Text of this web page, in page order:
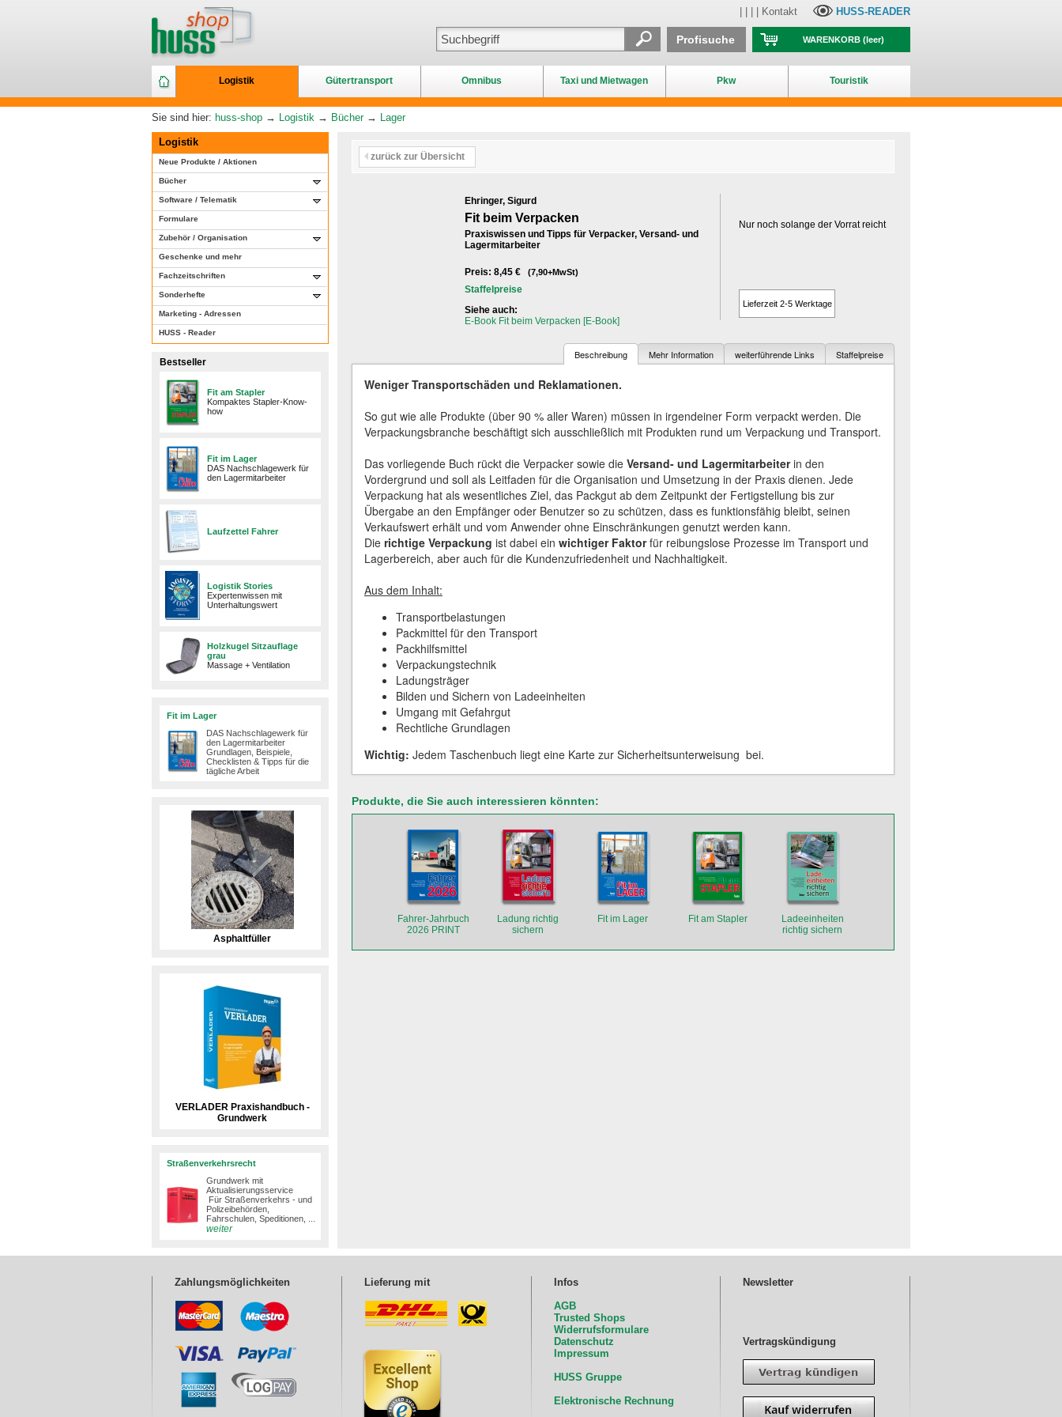
Logistik Gütertransport Omnibus Taxi und Mietwagen Pkw Touristik
Kontakt HUSS-READER
WARENKORB(leer)
Profisuche
Sie sind hier: huss-shop → Logistik → Bücher→ Lager
Logistik
Neue Produkte / Aktionen
Bücher
Software / Telematik
Formulare
Zubehör / Organisation
Geschenke und mehr
Fachzeitschriften
Sonderhefte
Marketing - Adressen
HUSS - Reader
Bestseller
Fit am Stapler
Kompaktes Stapler-Know-
how
Fit im Lager
DAS Nachschlagewerk für
den Lagermitarbeiter
Laufzettel Fahrer
Logistik Stories
Expertenwissen mit
Unterhaltungswert
Holzkugel Sitzauflage
grau
Massage + Ventilation
Fit im Lager
DAS Nachschlagewerk für
den Lagermitarbeiter
Grundlagen, Beispiele,
Checklisten & Tipps für die
tägliche Arbeit
Asphaltfüller
VERLADER Praxishandbuch -
Grundwerk
Straßenverkehrsrecht
Grundwerk mit
Aktualisierungsservice
Für Straßenverkehrs - und
Polizeibehörden,
Fahrschulen, Speditionen, ...
weiter
zurück zur Übersicht
Ehringer, Sigurd
Fit beim Verpacken
Praxiswissen und Tipps für Verpacker, Versand- und
Lagermitarbeiter
Preis: 8,45 € (7,90+MwSt)
Staffelpreise
Siehe auch:
E-Book Fit beim Verpacken [E-Book]
Nur noch solange der Vorrat reicht
Lieferzeit 2-5 Werktage
Beschreibung Mehr Information weiterführende Links Staffelpreise
Weniger Transportschäden und Reklamationen.
So gut wie alle Produkte (über 90 % aller Waren) müssen in irgendeiner Form verpackt werden. Die
Verpackungsbranche beschäftigt sich ausschließlich mit Produkten rund um Verpackung und Transport.
Das vorliegende Buch rückt die Verpacker sowie die Versand- und Lagermitarbeiterin den
Vordergrund und soll als Leitfaden für die Organisation und Umsetzung in der Praxis dienen. Jede
Verpackung hat als wesentliches Ziel, das Packgut ab dem Zeitpunkt der Fertigstellung bis zur
Übergabe an den Empfänger oder Benutzer so zu schützen, dass es funktionsfähig bleibt, seinen
Verkaufswert erhält und vom Anwender ohne Einschränkungen genutzt werden kann.
Die richtige Verpackung ist dabei ein wichtiger Faktorfür reibungslose Prozesse im Transport und
Lagerbereich, aber auch für die Kundenzufriedenheit und Nachhaltigkeit.
Aus dem Inhalt:
Transportbelastungen
Packmittel für den Transport
Packhilfsmittel
Verpackungstechnik
Ladungsträger
Bilden und Sichern von Ladeeinheiten
Umgang mit Gefahrgut
Rechtliche Grundlagen
Wichtig: Jedem Taschenbuch liegt eine Karte zur Sicherheitsunterweisung bei.
Produkte, die Sie auch interessieren könnten:
Fahrer-Jahrbuch
2026 PRINT
Ladung richtig
sichern
Fit im Lager Fit am Stapler
Ladeeinheiten
richtig sichern
Zahlungsmöglichkeiten Lieferung mit
Infos
AGB
Trusted Shops
Widerrufsformulare
Datenschutz
Impressum
HUSS Gruppe
Elektronische Rechnung
Newsletter
Vertragskündigung